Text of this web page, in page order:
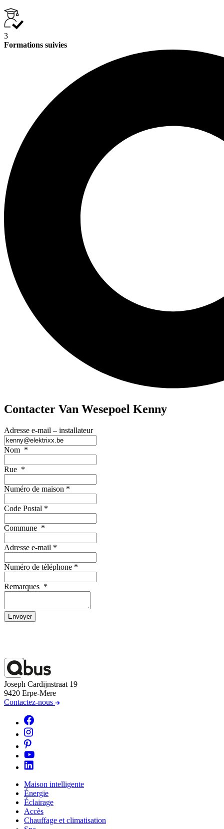
3
Formations suivies
Contacter Van Wesepoel Kenny
Adresse e-mail – installateur
Nom *
Rue *
Numéro de maison *
Code Postal *
Commune *
Adresse e-mail *
Numéro de téléphone *
Remarques *
Envoyer
Joseph Cardijnstraat 19
9420 Erpe-Mere
Contactez-nous
Maison intelligente
Énergie
Éclairage
Accès
Chauffage et climatisation